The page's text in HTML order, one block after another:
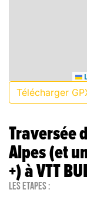
Télécharger
Traversée
Alpes (et
+) à VTT
Les étapes :